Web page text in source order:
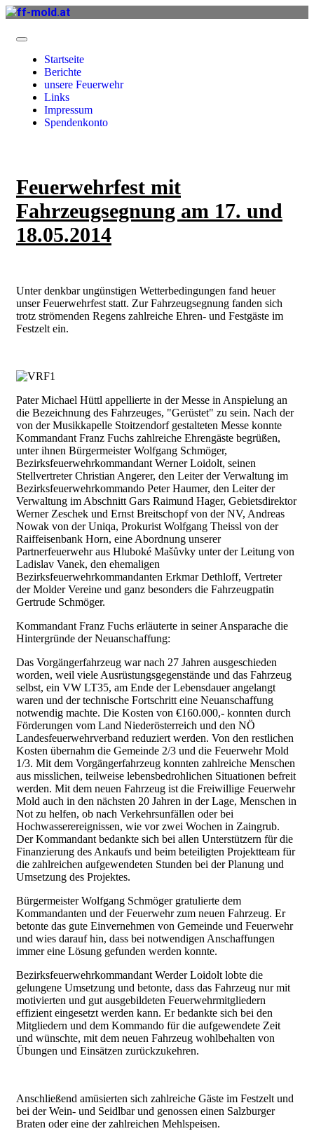
Startseite
Berichte
unsere Feuerwehr
Links
Impressum
Spendenkonto
Feuerwehrfest mit
Fahrzeugsegnung am 17. und
18.05.2014
Unter denkbar ungünstigen Wetterbedingungen fand heuer
unser Feuerwehrfest statt. Zur Fahrzeugsegnung fanden sich
trotz strömenden Regens zahlreiche Ehren- und Festgäste im
Festzelt ein.
Pater Michael Hüttl appellierte in der Messe in Anspielung an
die Bezeichnung des Fahrzeuges, "Gerüstet" zu sein. Nach der
von der Musikkapelle Stoitzendorf gestalteten Messe konnte
Kommandant Franz Fuchs zahlreiche Ehrengäste begrüßen,
unter ihnen Bürgermeister Wolfgang Schmöger,
Bezirksfeuerwehrkommandant Werner Loidolt, seinen
Stellvertreter Christian Angerer, den Leiter der Verwaltung im
Bezirksfeuerwehrkommando Peter Haumer, den Leiter der
Verwaltung im Abschnitt Gars Raimund Hager, Gebietsdirektor
Werner Zeschek und Ernst Breitschopf von der NV, Andreas
Nowak von der Uniqa, Prokurist Wolfgang Theissl von der
Raiffeisenbank Horn, eine Abordnung unserer
Partnerfeuerwehr aus Hluboké Mašůvky unter der Leitung von
Ladislav Vanek, den ehemaligen
Bezirksfeuerwehrkommandanten Erkmar Dethloff, Vertreter
der Molder Vereine und ganz besonders die Fahrzeugpatin
Gertrude Schmöger.
Kommandant Franz Fuchs erläuterte in seiner Ansparache die
Hintergründe der Neuanschaffung:
Das Vorgängerfahrzeug war nach 27 Jahren ausgeschieden
worden, weil viele Ausrüstungsgegenstände und das Fahrzeug
selbst, ein VW LT35, am Ende der Lebensdauer angelangt
waren und der technische Fortschritt eine Neuanschaffung
notwendig machte. Die Kosten von €160.000,- konnten durch
Förderungen vom Land Niederösterreich und den NÖ
Landesfeuerwehrverband reduziert werden. Von den restlichen
Kosten übernahm die Gemeinde 2/3 und die Feuerwehr Mold
1/3. Mit dem Vorgängerfahrzeug konnten zahlreiche Menschen
aus misslichen, teilweise lebensbedrohlichen Situationen befreit
werden. Mit dem neuen Fahrzeug ist die Freiwillige Feuerwehr
Mold auch in den nächsten 20 Jahren in der Lage, Menschen in
Not zu helfen, ob nach Verkehrsunfällen oder bei
Hochwasserereignissen, wie vor zwei Wochen in Zaingrub.
Der Kommandant bedankte sich bei allen Unterstützern für die
Finanzierung des Ankaufs und beim beteiligten Projektteam für
die zahlreichen aufgewendeten Stunden bei der Planung und
Umsetzung des Projektes.
Bürgermeister Wolfgang Schmöger gratulierte dem
Kommandanten und der Feuerwehr zum neuen Fahrzeug. Er
betonte das gute Einvernehmen von Gemeinde und Feuerwehr
und wies darauf hin, dass bei notwendigen Anschaffungen
immer eine Lösung gefunden werden konnte.
Bezirksfeuerwehrkommandant Werder Loidolt lobte die
gelungene Umsetzung und betonte, dass das Fahrzeug nur mit
motivierten und gut ausgebildeten Feuerwehrmitgliedern
effizient eingesetzt werden kann. Er bedankte sich bei den
Mitgliedern und dem Kommando für die aufgewendete Zeit
und wünschte, mit dem neuen Fahrzeug wohlbehalten von
Übungen und Einsätzen zurückzukehren.
Anschließend amüsierten sich zahlreiche Gäste im Festzelt und
bei der Wein- und Seidlbar und genossen einen Salzburger
Braten oder eine der zahlreichen Mehlspeisen.